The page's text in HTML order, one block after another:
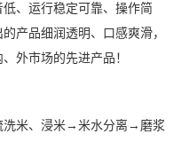
、运行稳定可靠、操作简
产品细润透明、口感爽滑，
外市场的先进产品！
米、浸米→米水分离→磨浆